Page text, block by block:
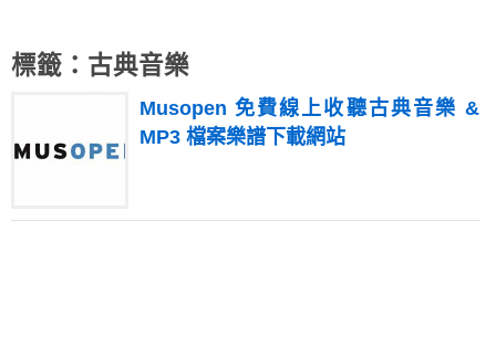
標籤：古典音樂
Musopen 免費線上收聽古典音樂 &
MP3 檔案樂譜下載網站